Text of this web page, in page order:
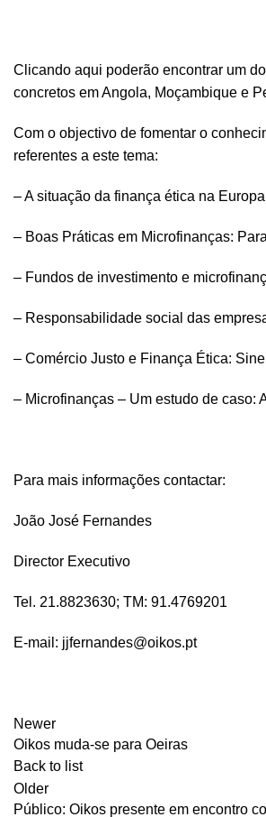
Clicando aqui poderão encontrar um
concretos em Angola, Moçambique e
Com o objectivo de fomentar o
referentes a este tema:
– A situação da finança ética na Europa
– Boas Práticas em Microfinanças:
– Fundos de investimento e
– Responsabilidade social das
– Comércio Justo e Finança Ética:
– Microfinanças – Um estudo de caso:
Para mais informações contactar:
João José Fernandes
Director Executivo
Tel. 21.8823630; TM: 91.4769201
E-mail: jjfernandes@oikos.pt
Newer
Oikos muda-se para Oeiras
Back to list
Older
Público: Oikos presente em encontro